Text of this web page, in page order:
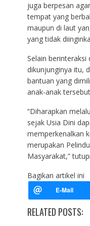
juga berpesan
tempat yang
maupun di laut
yang tidak
Selain berinteraksi
dikunjunginya itu,
bantuan yang
anak-anak
“Diharapkan
sejak Usia Dini
memperkenalkan
merupakan
Masyarakat,”
Bagikan artikel ini
RELATED POSTS: